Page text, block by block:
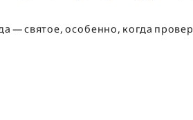
— святое, особенно, когда